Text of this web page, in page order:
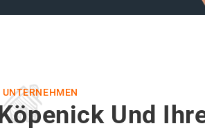
UNTERNEHMEN
Und